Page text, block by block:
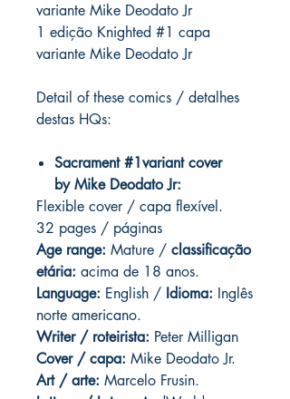
variante Mike Deodato Jr
1 edição Knighted #1 capa
variante Mike Deodato Jr
Detail of these comics / detalhes
destas HQs:
Sacrament #1variant cover
by Mike Deodato Jr:
Flexible cover / capa flexível.
32 pages / páginas
Age range: Mature / classificação
etária: acima de 18 anos.
Language: English / Idioma: Inglês
norte americano.
Writer / roteirista: Peter Milligan
Cover / capa: Mike Deodato Jr.
Art / arte: Marcelo Frusin.